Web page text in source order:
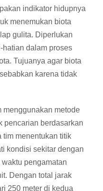
indikator hidupnya
menemukan biota
gulita. Diperlukan
hatian dalam proses
Tujuanya agar biota
karena tidak
menggunakan metode
pencarian berdasarkan
tim menentukan titik
kondisi sekitar dengan
pengamatan
Dengan total jarak
250 meter di kedua